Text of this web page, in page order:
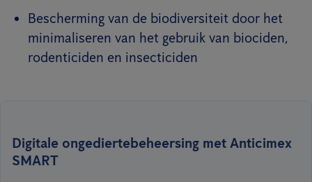
Bescherming van de biodiversiteit door het
minimaliseren van het gebruik van biociden,
rodenticiden en insecticiden
Digitale ongediertebeheersing met Anticimex
SMART